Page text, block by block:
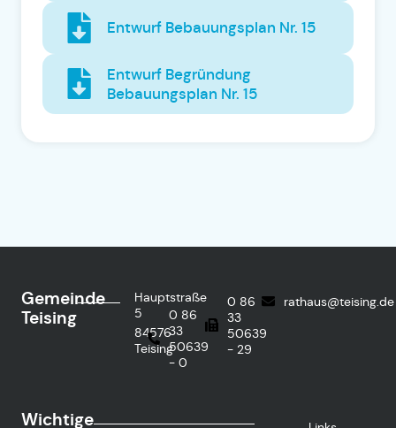
Entwurf Bebauungsplan Nr. 15
Entwurf Begründung
Bebauungsplan Nr. 15
Gemeinde
Teising
Hauptstraße
5
84576
Teising
0 86
33
50639
- 0
0 86
33
50639
- 29
rathaus@teising.de
Wichtige